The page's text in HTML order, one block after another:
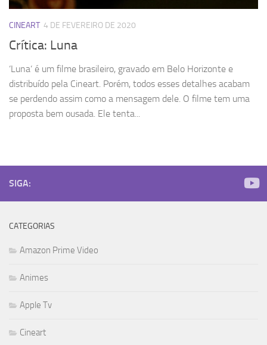
CINEART 4 DE FEVEREIRO DE 2020
Crítica: Luna
‘Luna‘ é um filme brasileiro, gravado em Belo Horizonte e
distribuído pela Cineart. Porém, todos esses detalhes acabam
se perdendo assim como a mensagem dele. O filme tem uma
proposta bem ousada. Ele tenta...
SIGA:
CATEGORIAS
Amazon Prime Video
Animes
Apple Tv
Cineart